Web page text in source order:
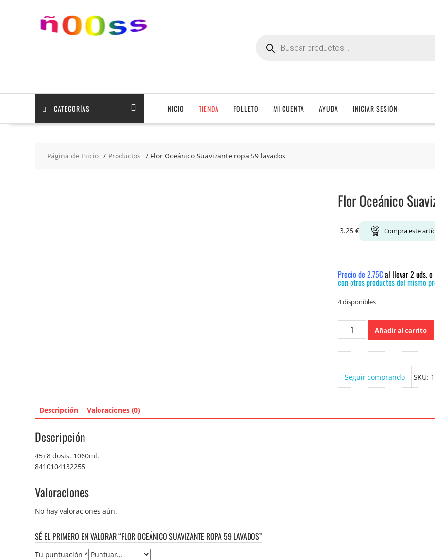
productos
CATEGORÍAS INICIO TIENDA FOLLETO MI CUENTA AYUDA INICIAR SESIÓN
Página de Inicio Productos Flor Oceánico Suavizante ropa 59 lavados
Flor Oceánico
3.25 € Compra este
Precio de 2.75€al llevar 2 uds. o
con otros productos del mismo
4 disponibles
59
lavados
cantidad
Añadir al carrito
Seguir comprando SKU:
Descripción Valoraciones (0)
Descripción
45+8 dosis. 1060ml.
8410104132255
Valoraciones
No hay valoraciones aún.
SÉ EL PRIMERO EN VALORAR “FLOR OCEÁNICO SUAVIZANTE ROPA 59 LAVADOS”
Tu puntuación *